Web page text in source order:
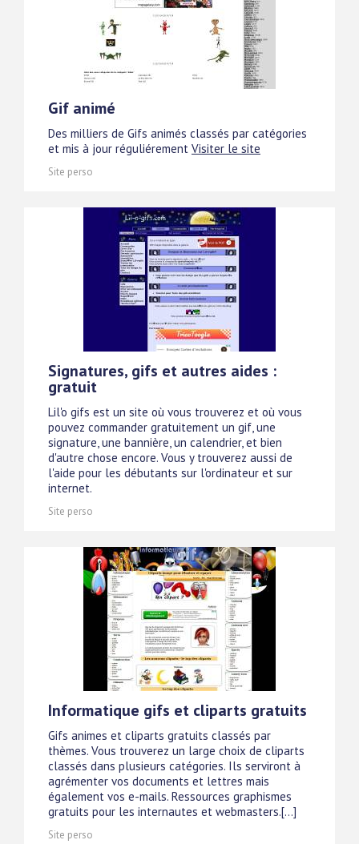
Gif animé
Des milliers de Gifs animés classés par catégories
et mis à jour réguliérement Visiter le site
Site perso
Signatures, gifs et autres aides :
gratuit
Lil'o gifs est un site où vous trouverez et où vous
pouvez commander gratuitement un gif, une
signature, une bannière, un calendrier, et bien
d'autre chose encore. Vous y trouverez aussi de
l'aide pour les débutants sur l'ordinateur et sur
internet.
Site perso
Informatique gifs et cliparts gratuits
Gifs animes et cliparts gratuits classés par
thèmes. Vous trouverez un large choix de cliparts
classés dans plusieurs catégories. Ils serviront à
agrémenter vos documents et lettres mais
également vos e-mails. Ressources graphismes
gratuits pour les internautes et webmasters.[...]
Site perso